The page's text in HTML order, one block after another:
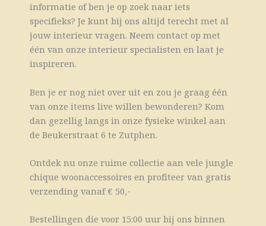
informatie of ben je op zoek naar iets
specifieks? Je kunt bij ons altijd terecht met al
jouw interieur vragen. Neem contact op met
één van onze interieur specialisten en laat je
inspireren.
Ben je er nog niet over uit en zou je graag één
van onze items live willen bewonderen? Kom
dan gezellig langs in onze fysieke winkel aan
de Beukerstraat 6 te Zutphen.
Ontdek nu onze ruime collectie aan vele jungle
chique woonaccessoires en profiteer van gratis
verzending vanaf € 50,-
Bestellingen die voor 15:00 uur bij ons binnen